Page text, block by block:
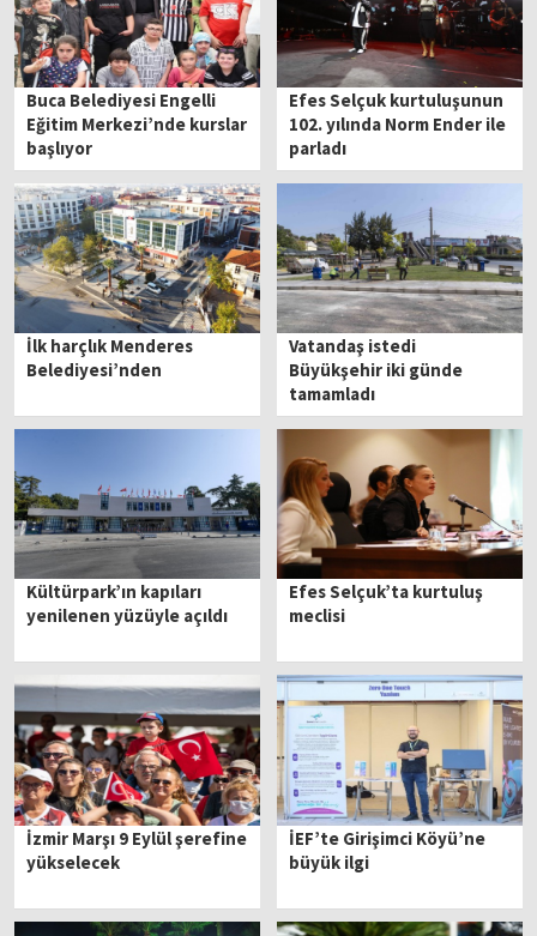
Buca Belediyesi Engelli
Eğitim Merkezi’nde kurslar
başlıyor
Efes Selçuk kurtuluşunun
102. yılında Norm Ender ile
parladı
İlk harçlık Menderes
Belediyesi’nden
Vatandaş istedi
Büyükşehir iki günde
tamamladı
Kültürpark’ın kapıları
yenilenen yüzüyle açıldı
Efes Selçuk’ta kurtuluş
meclisi
İzmir Marşı 9 Eylül şerefine
yükselecek
İEF’te Girişimci Köyü’ne
büyük ilgi